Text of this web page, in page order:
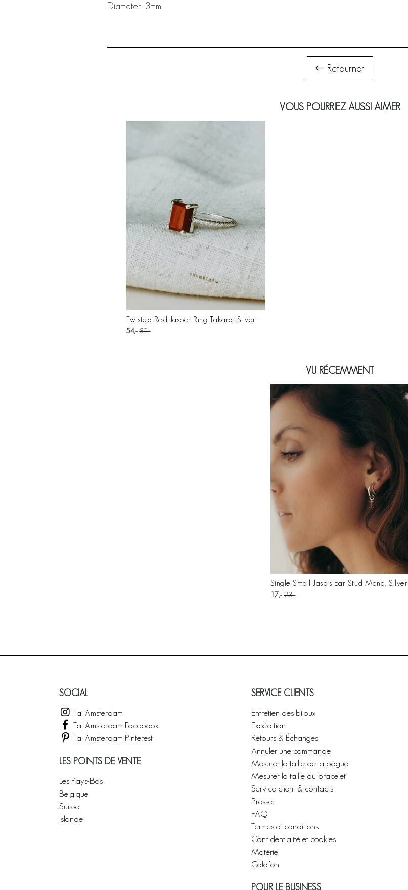
Diameter: 3mm
Retourner
VOUS POURRIEZ AUSSI AIMER
Twisted Red Jasper Ring Takara, Silver
54 89
VU RÉCEMMENT
Single Small Jaspis Ear Stud Mana, Silver
17 23
SOCIAL
Taj Amsterdam
Taj Amsterdam Facebook
Taj Amsterdam Pinterest
LES POINTS DE VENTE
Les Pays-Bas
Belgique
Suisse
Islande
SERVICE CLIENTS
Entretien des bijoux
Expédition
Retours & Échanges
Annuler une commande
Mesurer la taille de la bague
Mesurer la taille du bracelet
Service client & contacts
Presse
FAQ
Termes et conditions
Confidentialité et cookies
Matériel
Colofon
POUR LE BUSINESS